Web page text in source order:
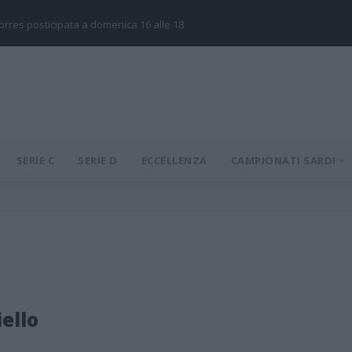
posticipata a domenica 16 alle 18
SERIE C SERIE D ECCELLENZA CAMPIONATI SARDI